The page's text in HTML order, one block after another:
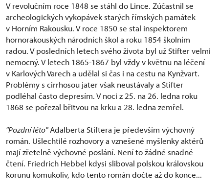
V revolučním roce 1848 se stáhl do Lince. Zúčastnil se
archeologických vykopávek starých římských památek
v Horním Rakousku. V roce 1850 se stal inspektorem
hornorakouských národních škol a roku 1854 školním
radou. V posledních letech svého života byl už Stifter velmi
nemocný. V letech 1865-1867 byl vždy v květnu na léčení
v Karlových Varech a udělal si čas i na cestu na Kynžvart.
Problémy s cirrhosou jater však neustávaly a Stifter
podléhal často depresím. V noci z 25. na 26. ledna roku
1868 se pořezal břitvou na krku a 28. ledna zemřel.
"Pozdní léto"Adalberta Stiftera je především výchovný
román. Ušlechtilé rozhovory a vznešené myšlenky aktérů
mají zřetelně výchovné poslání. Není to žádné snadné
čtení. Friedrich Hebbel kdysi sliboval polskou královskou
korunu komukoliv, kdo tento román dočte až do konce...